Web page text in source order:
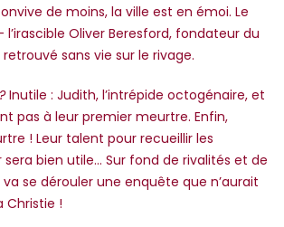
de moins, la ville est en émoi. Le
l’irascible Oliver Beresford, fondateur du
sans vie sur le rivage.
Inutile : Judith, l’intrépide octogénaire, et
pas à leur premier meurtre. Enfin,
! Leur talent pour recueillir les
bien utile... Sur fond de rivalités et de
se dérouler une enquête que n’aurait
Christie !